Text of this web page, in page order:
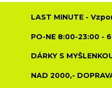
LAST MINUTE -
PO-NE 8:00-23:00 -
DÁRKY S
NAD 2000,-